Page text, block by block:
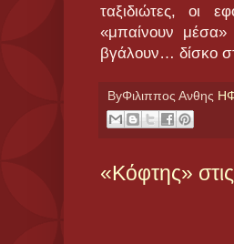
ταξιδιώτες, οι
«μπαίνουν
βγάλουν… δίσκο
ByΦιλιππος Ανθης
«Κόφτης»